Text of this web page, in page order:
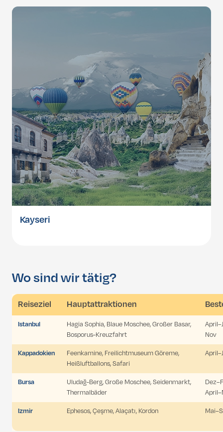
Kayseri
Wo sind wir tätig?
Reiseziel Hauptattraktionen
Istanbul
Hagia Sophia, Blaue Moschee, Großer Basar,
Bosporus-Kreuzfahrt
Nov
Kappadokien
Feenkamine, Freilichtmuseum Göreme,
Heißluftballons, Safari
Bursa
Uludağ-Berg, Große Moschee, Seidenmarkt,
Thermalbäder
Izmir Ephesos, Çeşme, Alaçatı, Kordon